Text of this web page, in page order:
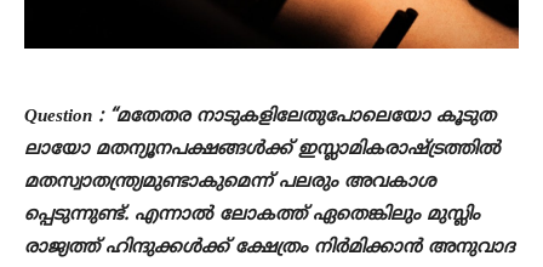
Question : “മതേതര നാടുകളിലേതുപോലെയോ കൂടുത
ലായോ മതന്യൂനപക്ഷങ്ങൾക്ക് ഇസ്ലാമികരാഷ്ട്രത്തിൽ
മതസ്വാതന്ത്ര്യമുണ്ടാകുമെന്ന് പലരും അവകാശ
പ്പെടുന്നുണ്ട്. എന്നാൽ ലോകത്ത് ഏതെങ്കിലും മുസ്ലിം
രാജ്യത്ത് ഹിന്ദുക്കൾക്ക് ക്ഷേത്രം നിർമിക്കാൻ അനുവാദ